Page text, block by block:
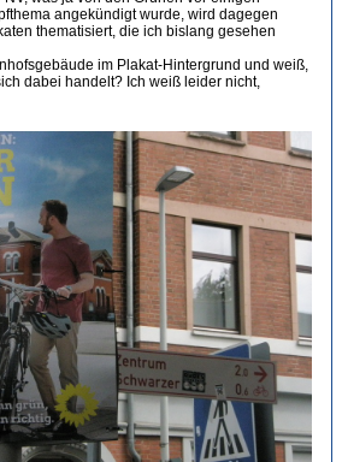
angekündigt wurde, wird dagegen
thematisiert, die ich bislang gesehen
im Plakat-Hintergrund und weiß,
dabei handelt? Ich weiß leider nicht,